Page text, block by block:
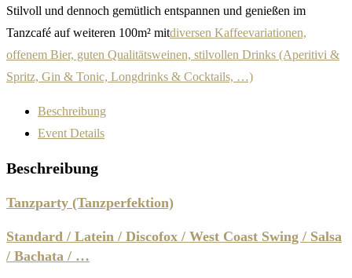
Stilvoll und dennoch gemütlich entspannen und genießen im
Tanzcafé auf weiteren 100m² mitdiversen Kaffeevariationen,
offenem Bier, guten Qualitätsweinen, stilvollen Drinks (Aperitivi &
Spritz, Gin & Tonic, Longdrinks & Cocktails, …)
Beschreibung
Event Details
Beschreibung
Tanzparty (Tanzperfektion)
Standard / Latein / Discofox / West Coast Swing / Salsa
/ Bachata / …